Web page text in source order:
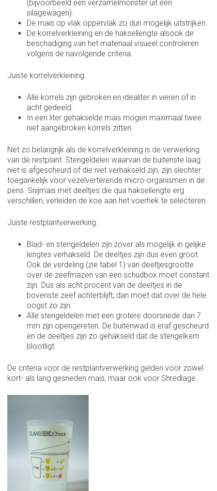
(bijvoorbeeld een verzamelmonster uit één
silagewagen).
De mais op vlak oppervlak zo dun mogelijk uitstrijken.
De korrelverkleining en de haksellengte alsook de
beschadiging van het materiaal visueel controleren
volgens de navolgende criteria.
Juiste korrelverkleining:
Alle korrels zijn gebroken en idealiter in vieren of in
acht gedeeld.
In een liter gehakselde mais mogen maximaal twee
niet aangebroken korrels zitten.
Net zo belangrijk als de korrelverkleining is de verwerking
van de restplant. Stengeldelen waarvan de buitenste laag
niet is afgescheurd of die niet verhakseld zijn, zijn slechter
toegankelijk voor vezelverterende micro-organismen in de
pens. Snijmais met deeltjes die qua haksellengte erg
verschillen, verleiden de koe aan het voerhek te selecteren.
Juiste restplantverwerking:
Blad- en stengeldelen zijn zover als mogelijk in gelijke
lengtes verhakseld. De deeltjes zijn dus even groot.
Ook de verdeling (zie tabel 1) van deeltjesgrootte
over de zeefmazen van een schudbox moet constant
zijn. Dus als acht procent van de deeltjes in de
bovenste zeef achterblijft, dan moet dat over de hele
oogst zo zijn.
Alle stengeldelen met een grotere doorsnede dan 7
mm zijn opengereten. De buitenwad is eraf gescheurd
en de deeltjes zijn zo gehakseld dat de stengelkern
blootligt.
De criteria voor de restplantverwerking gelden voor zowel
kort- als lang gesneden mais, maar ook voor Shredlage.